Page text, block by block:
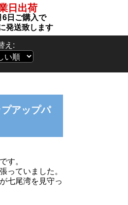
日出荷
6日 ご購入で
発送致します
え:
アップパ
す。
っていました。
七尾湾を見守っ